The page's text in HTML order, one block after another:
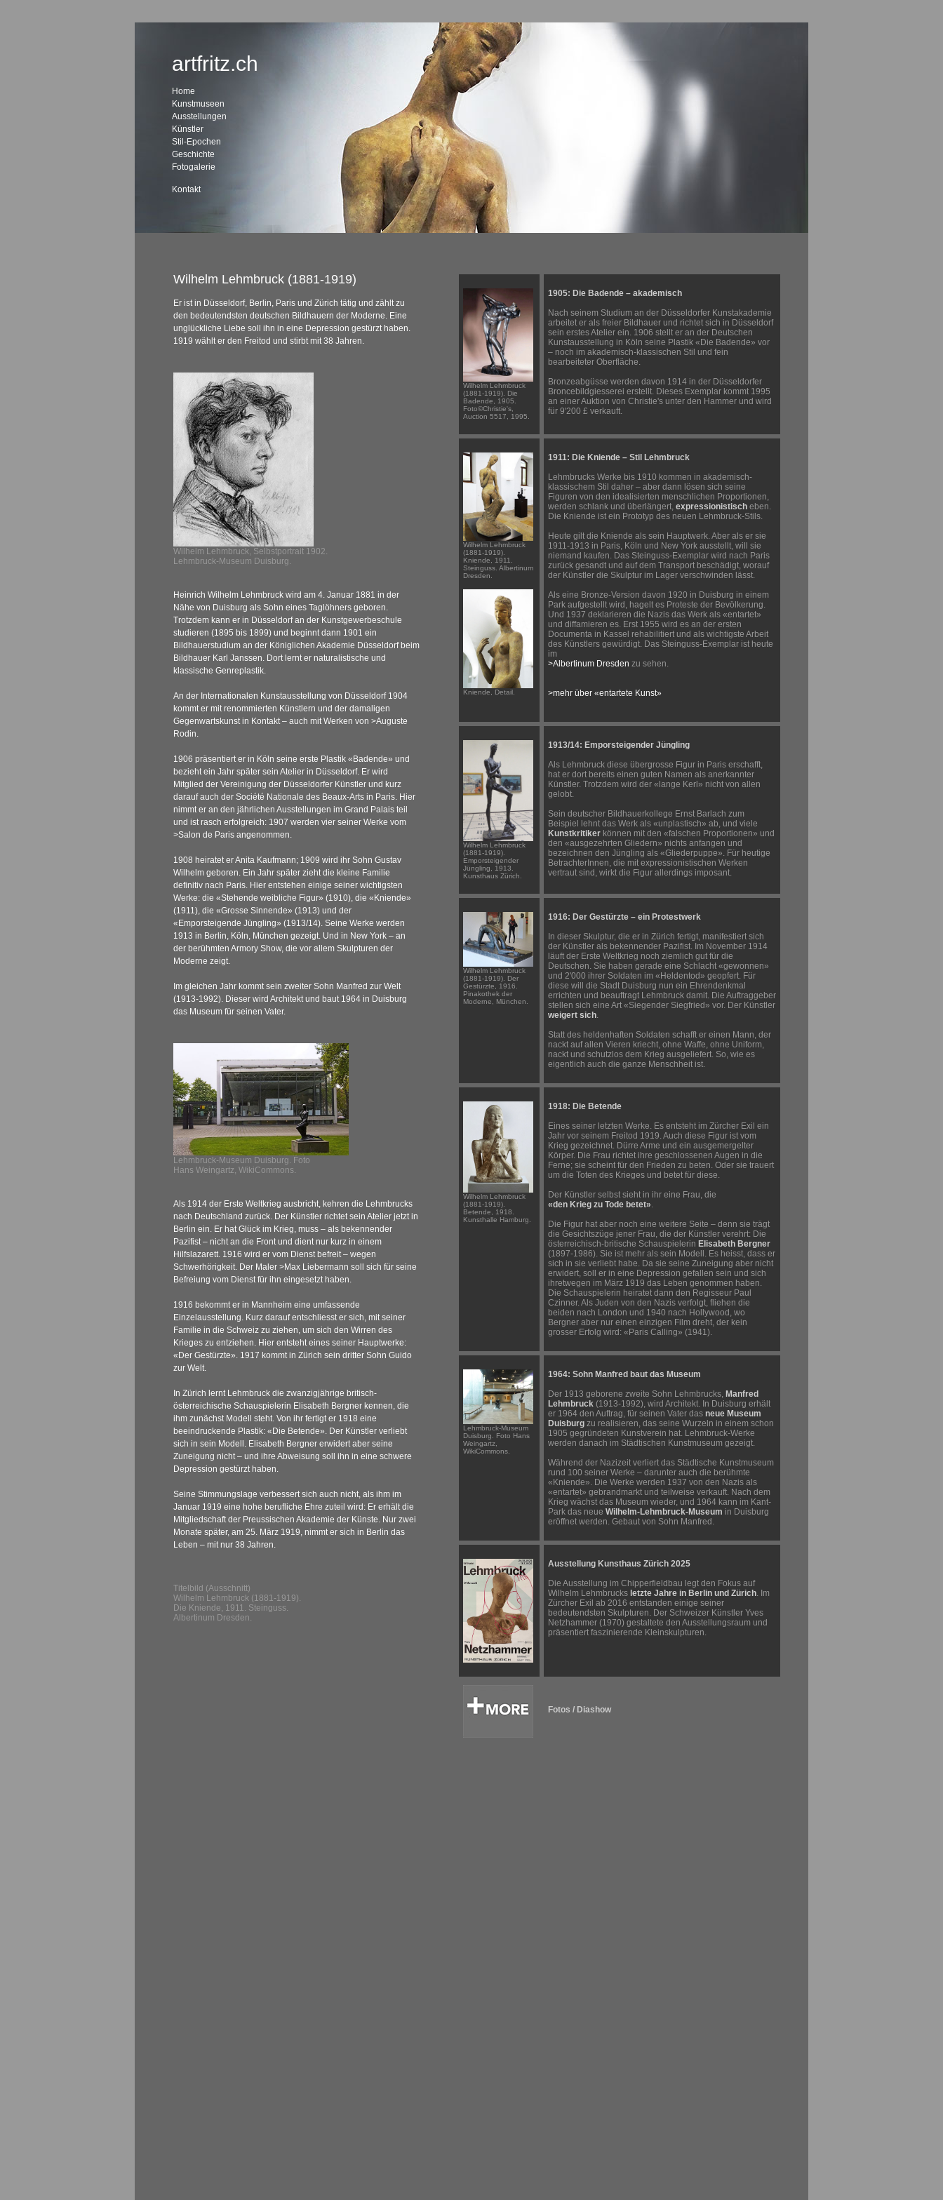
artfritz.ch
Home
Kunstmuseen
Ausstellungen
Künstler
Stil-Epochen
Geschichte
Fotogalerie
Kontakt
Wilhelm Lehmbruck (1881-1919)
Er ist in Düsseldorf, Berlin, Paris und Zürich tätig und zählt zu
den bedeutendsten deutschen Bildhauern der Moderne. Eine
unglückliche Liebe soll ihn in eine Depression gestürzt haben.
1919 wählt er den Freitod und stirbt mit 38 Jahren.
Wilhelm Lehmbruck, Selbstportrait 1902.
Lehmbruck-Museum Duisburg.
Heinrich Wilhelm Lehmbruck wird am 4. Januar 1881 in der
Nähe von Duisburg als Sohn eines Taglöhners geboren.
Trotzdem kann er in Düsseldorf an der Kunstgewerbeschule
studieren (1895 bis 1899) und beginnt dann 1901 ein
Bildhauerstudium an der Königlichen Akademie Düsseldorf beim
Bildhauer Karl Janssen. Dort lernt er naturalistische und
klassische Genreplastik.
An der Internationalen Kunstausstellung von Düsseldorf 1904
kommt er mit renommierten Künstlern und der damaligen
Gegenwartskunst in Kontakt – auch mit Werken von >Auguste
Rodin.
1906 präsentiert er in Köln seine erste Plastik «Badende» und
bezieht ein Jahr später sein Atelier in Düsseldorf. Er wird
Mitglied der Vereinigung der Düsseldorfer Künstler und kurz
darauf auch der Société Nationale des Beaux-Arts in Paris. Hier
nimmt er an den jährlichen Ausstellungen im Grand Palais teil
und ist rasch erfolgreich: 1907 werden vier seiner Werke vom
>Salon de Paris angenommen.
1908 heiratet er Anita Kaufmann; 1909 wird ihr Sohn Gustav
Wilhelm geboren. Ein Jahr später zieht die kleine Familie
definitiv nach Paris. Hier entstehen einige seiner wichtigsten
Werke: die «Stehende weibliche Figur» (1910), die «Kniende»
(1911), die «Grosse Sinnende» (1913) und der
«Emporsteigende Jüngling» (1913/14). Seine Werke werden
1913 in Berlin, Köln, München gezeigt. Und in New York – an
der berühmten Armory Show, die vor allem Skulpturen der
Moderne zeigt.
Im gleichen Jahr kommt sein zweiter Sohn Manfred zur Welt
(1913-1992). Dieser wird Architekt und baut 1964 in Duisburg
das Museum für seinen Vater.
Lehmbruck-Museum Duisburg. Foto
Hans Weingartz, WikiCommons.
Als 1914 der Erste Weltkrieg ausbricht, kehren die Lehmbrucks
nach Deutschland zurück. Der Künstler richtet sein Atelier jetzt in
Berlin ein. Er hat Glück im Krieg, muss – als bekennender
Pazifist – nicht an die Front und dient nur kurz in einem
Hilfslazarett. 1916 wird er vom Dienst befreit – wegen
Schwerhörigkeit. Der Maler >Max Liebermann soll sich für seine
Befreiung vom Dienst für ihn eingesetzt haben.
1916 bekommt er in Mannheim eine umfassende
Einzelausstellung. Kurz darauf entschliesst er sich, mit seiner
Familie in die Schweiz zu ziehen, um sich den Wirren des
Krieges zu entziehen. Hier entsteht eines seiner Hauptwerke:
«Der Gestürzte». 1917 kommt in Zürich sein dritter Sohn Guido
zur Welt.
In Zürich lernt Lehmbruck die zwanzigjährige britisch-
österreichische Schauspielerin Elisabeth Bergner kennen, die
ihm zunächst Modell steht. Von ihr fertigt er 1918 eine
beeindruckende Plastik: «Die Betende». Der Künstler verliebt
sich in sein Modell. Elisabeth Bergner erwidert aber seine
Zuneigung nicht – und ihre Abweisung soll ihn in eine schwere
Depression gestürzt haben.
Seine Stimmungslage verbessert sich auch nicht, als ihm im
Januar 1919 eine hohe berufliche Ehre zuteil wird: Er erhält die
Mitgliedschaft der Preussischen Akademie der Künste. Nur zwei
Monate später, am 25. März 1919, nimmt er sich in Berlin das
Leben – mit nur 38 Jahren.
Titelbild (Ausschnitt)
Wilhelm Lehmbruck (1881-1919).
Die Kniende, 1911. Steinguss.
Albertinum Dresden.
Wilhelm Lehmbruck
(1881-1919). Die
Badende, 1905.
Foto©Christie's,
Auction 5517, 1995.
1905: Die Badende – akademisch
Nach seinem Studium an der Düsseldorfer Kunstakademie
arbeitet er als freier Bildhauer und richtet sich in Düsseldorf
sein erstes Atelier ein. 1906 stellt er an der Deutschen
Kunstausstellung in Köln seine Plastik «Die Badende» vor
– noch im akademisch-klassischen Stil und fein
bearbeiteter Oberfläche.
Bronzeabgüsse werden davon 1914 in der Düsseldorfer
Broncebildgiesserei erstellt. Dieses Exemplar kommt 1995
an einer Auktion von Christie's unter den Hammer und wird
für 9'200 £ verkauft.
Wilhelm Lehmbruck
(1881-1919).
Kniende, 1911.
Steinguss. Albertinum
Dresden.
Kniende, Detail.
1911: Die Kniende – Stil Lehmbruck
Lehmbrucks Werke bis 1910 kommen in akademisch-
klassischem Stil daher – aber dann lösen sich seine
Figuren von den idealisierten menschlichen Proportionen,
werden schlank und überlängert, expressionistisch eben.
Die Kniende ist ein Prototyp des neuen Lehmbruck-Stils.
Heute gilt die Kniende als sein Hauptwerk. Aber als er sie
1911-1913 in Paris, Köln und New York ausstellt, will sie
niemand kaufen. Das Steinguss-Exemplar wird nach Paris
zurück gesandt und auf dem Transport beschädigt, worauf
der Künstler die Skulptur im Lager verschwinden lässt.
Als eine Bronze-Version davon 1920 in Duisburg in einem
Park aufgestellt wird, hagelt es Proteste der Bevölkerung.
Und 1937 deklarieren die Nazis das Werk als «entartet»
und diffamieren es. Erst 1955 wird es an der ersten
Documenta in Kassel rehabilitiert und als wichtigste Arbeit
des Künstlers gewürdigt. Das Steinguss-Exemplar ist heute
im
>Albertinum Dresden zu sehen.
>mehr über «entartete Kunst»
Wilhelm Lehmbruck
(1881-1919).
Emporsteigender
Jüngling, 1913.
Kunsthaus Zürich.
1913/14: Emporsteigender Jüngling
Als Lehmbruck diese übergrosse Figur in Paris erschafft,
hat er dort bereits einen guten Namen als anerkannter
Künstler. Trotzdem wird der «lange Kerl» nicht von allen
gelobt.
Sein deutscher Bildhauerkollege Ernst Barlach zum
Beispiel lehnt das Werk als «unplastisch» ab, und viele
Kunstkritiker können mit den «falschen Proportionen» und
den «ausgezehrten Gliedern» nichts anfangen und
bezeichnen den Jüngling als «Gliederpuppe». Für heutige
BetrachterInnen, die mit expressionistischen Werken
vertraut sind, wirkt die Figur allerdings imposant.
Wilhelm Lehmbruck
(1881-1919). Der
Gestürzte, 1916.
Pinakothek der
Moderne, München.
1916: Der Gestürzte – ein Protestwerk
In dieser Skulptur, die er in Zürich fertigt, manifestiert sich
der Künstler als bekennender Pazifist. Im November 1914
läuft der Erste Weltkrieg noch ziemlich gut für die
Deutschen. Sie haben gerade eine Schlacht «gewonnen»
und 2'000 ihrer Soldaten im «Heldentod» geopfert. Für
diese will die Stadt Duisburg nun ein Ehrendenkmal
errichten und beauftragt Lehmbruck damit. Die Auftraggeber
stellen sich eine Art «Siegender Siegfried» vor. Der Künstler
weigert sich.
Statt des heldenhaften Soldaten schafft er einen Mann, der
nackt auf allen Vieren kriecht, ohne Waffe, ohne Uniform,
nackt und schutzlos dem Krieg ausgeliefert. So, wie es
eigentlich auch die ganze Menschheit ist.
Wilhelm Lehmbruck
(1881-1919).
Betende, 1918.
Kunsthalle Hamburg.
1918: Die Betende
Eines seiner letzten Werke. Es entsteht im Zürcher Exil ein
Jahr vor seinem Freitod 1919. Auch diese Figur ist vom
Krieg gezeichnet. Dürre Arme und ein ausgemergelter
Körper. Die Frau richtet ihre geschlossenen Augen in die
Ferne; sie scheint für den Frieden zu beten. Oder sie trauert
um die Toten des Krieges und betet für diese.
Der Künstler selbst sieht in ihr eine Frau, die
«den Krieg zu Tode betet».
Die Figur hat aber noch eine weitere Seite – denn sie trägt
die Gesichtszüge jener Frau, die der Künstler verehrt: Die
österreichisch-britische Schauspielerin Elisabeth Bergner
(1897-1986). Sie ist mehr als sein Modell. Es heisst, dass er
sich in sie verliebt habe. Da sie seine Zuneigung aber nicht
erwidert, soll er in eine Depression gefallen sein und sich
ihretwegen im März 1919 das Leben genommen haben.
Die Schauspielerin heiratet dann den Regisseur Paul
Czinner. Als Juden von den Nazis verfolgt, fliehen die
beiden nach London und 1940 nach Hollywood, wo
Bergner aber nur einen einzigen Film dreht, der kein
grosser Erfolg wird: «Paris Calling» (1941).
Lehmbruck-Museum
Duisburg. Foto Hans
Weingartz,
WikiCommons.
1964: Sohn Manfred baut das Museum
Der 1913 geborene zweite Sohn Lehmbrucks, Manfred
Lehmbruck (1913-1992), wird Architekt. In Duisburg erhält
er 1964 den Auftrag, für seinen Vater das neue Museum
Duisburg zu realisieren, das seine Wurzeln in einem schon
1905 gegründeten Kunstverein hat. Lehmbruck-Werke
werden danach im Städtischen Kunstmuseum gezeigt.
Während der Nazizeit verliert das Städtische Kunstmuseum
rund 100 seiner Werke – darunter auch die berühmte
«Kniende». Die Werke werden 1937 von den Nazis als
«entartet» gebrandmarkt und teilweise verkauft. Nach dem
Krieg wächst das Museum wieder, und 1964 kann im Kant-
Park das neue Wilhelm-Lehmbruck-Museum in Duisburg
eröffnet werden. Gebaut von Sohn Manfred.
Ausstellung Kunsthaus Zürich 2025
Die Ausstellung im Chipperfieldbau legt den Fokus auf
Wilhelm Lehmbrucks letzte Jahre in Berlin und Zürich. Im
Zürcher Exil ab 2016 entstanden einige seiner
bedeutendsten Skulpturen. Der Schweizer Künstler Yves
Netzhammer (1970) gestaltete den Ausstellungsraum und
präsentiert faszinierende Kleinskulpturen.
Fotos / Diashow